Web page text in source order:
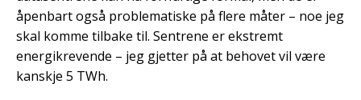
åpenbart også problematiske på flere måter – noe jeg
skal komme tilbake til. Sentrene er ekstremt
energikrevende – jeg gjetter på at behovet vil være
kanskje 5 TWh.